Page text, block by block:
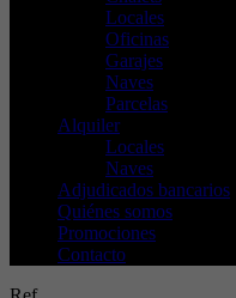
Locales
Oficinas
Garajes
Naves
Parcelas
Alquiler
Locales
Naves
Adjudicados bancarios
Quiénes somos
Promociones
Contacto